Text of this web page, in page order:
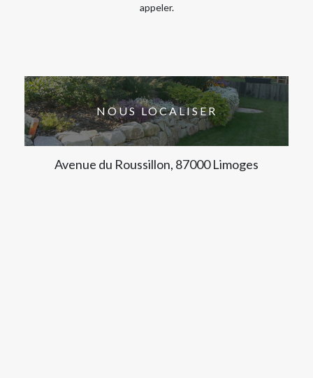
appeler.
NOUS LOCALISER
Avenue du Roussillon, 87000 Limoges